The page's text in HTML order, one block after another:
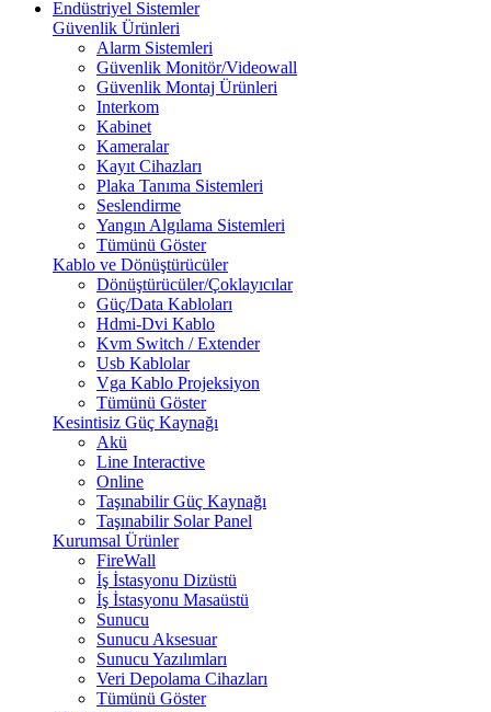
Endüstriyel Sistemler
Güvenlik Ürünleri
Alarm Sistemleri
Güvenlik Monitör/Videowall
Güvenlik Montaj Ürünleri
Interkom
Kabinet
Kameralar
Kayıt Cihazları
Plaka Tanıma Sistemleri
Seslendirme
Yangın Algılama Sistemleri
Tümünü Göster
Kablo ve Dönüştürücüler
Dönüştürücüler/Çoklayıcılar
Güç/Data Kabloları
Hdmi-Dvi Kablo
Kvm Switch / Extender
Usb Kablolar
Vga Kablo Projeksiyon
Tümünü Göster
Kesintisiz Güç Kaynağı
Akü
Line Interactive
Online
Taşınabilir Güç Kaynağı
Taşınabilir Solar Panel
Kurumsal Ürünler
FireWall
İş İstasyonu Dizüstü
İş İstasyonu Masaüstü
Sunucu
Sunucu Aksesuar
Sunucu Yazılımları
Veri Depolama Cihazları
Tümünü Göster